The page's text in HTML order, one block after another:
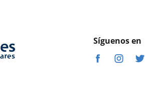
Síguenos en